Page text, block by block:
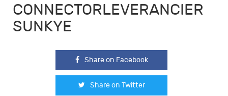
CONNECTORLEVERANCIER
SUNKYE
Share on Facebook
Share on Twitter